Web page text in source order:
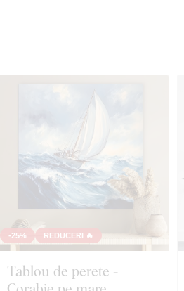
-25% REDUCERI 🔥
Tablou de perete -